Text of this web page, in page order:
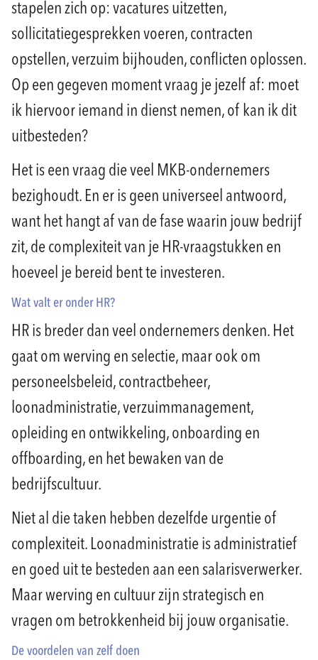
stapelen zich op: vacatures uitzetten,
sollicitatiegesprekken voeren, contracten
opstellen, verzuim bijhouden, conflicten oplossen.
Op een gegeven moment vraag je jezelf af: moet
ik hiervoor iemand in dienst nemen, of kan ik dit
uitbesteden?
Het is een vraag die veel MKB-ondernemers
bezighoudt. En er is geen universeel antwoord,
want het hangt af van de fase waarin jouw bedrijf
zit, de complexiteit van je HR-vraagstukken en
hoeveel je bereid bent te investeren.
Wat valt er onder HR?
HR is breder dan veel ondernemers denken. Het
gaat om werving en selectie, maar ook om
personeelsbeleid, contractbeheer,
loonadministratie, verzuimmanagement,
opleiding en ontwikkeling, onboarding en
offboarding, en het bewaken van de
bedrijfscultuur.
Niet al die taken hebben dezelfde urgentie of
complexiteit. Loonadministratie is administratief
en goed uit te besteden aan een salarisverwerker.
Maar werving en cultuur zijn strategisch en
vragen om betrokkenheid bij jouw organisatie.
De voordelen van zelf doen